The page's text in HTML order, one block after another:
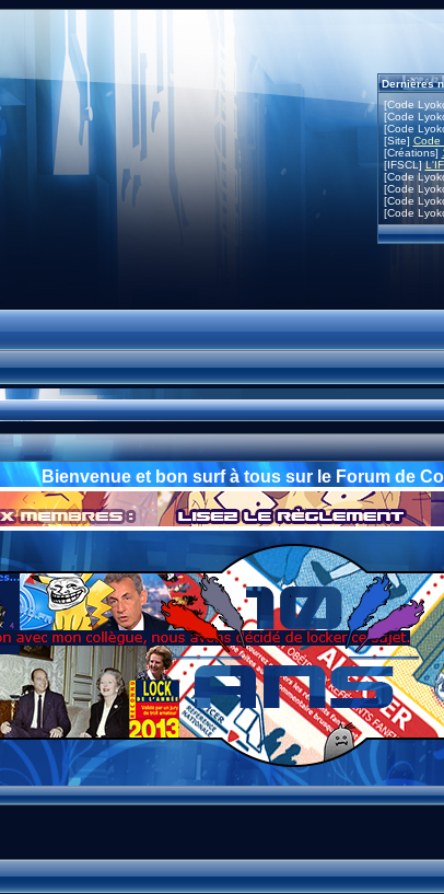
Dernières
[Code
[Code
[Code
[Site] Code
[Créations]
[IFSCL]
[Code
[Code
[Code
[Code
Bienvenue et bon surf à tous sur le Forum de